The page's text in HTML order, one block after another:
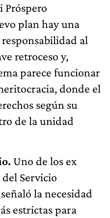
Próspero
plan hay una
al
retroceso y,
parece funcionar
donde el
según su
de la unidad
Uno de los ex
Servicio
la necesidad
estrictas para